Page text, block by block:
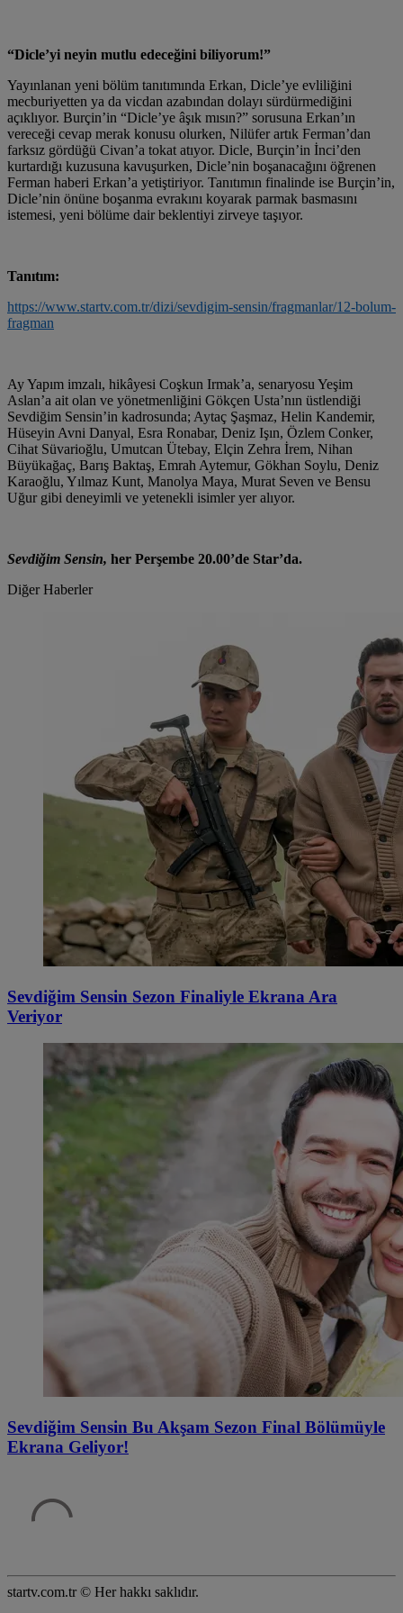
“Dicle’yi neyin mutlu edeceğini biliyorum!”
Yayınlanan yeni bölüm tanıtımında Erkan, Dicle’ye evliliğini
mecburiyetten ya da vicdan azabından dolayı sürdürmediğini
açıklıyor. Burçin’in “Dicle’ye âşık mısın?” sorusuna Erkan’ın
vereceği cevap merak konusu olurken, Nilüfer artık Ferman’dan
farksız gördüğü Civan’a tokat atıyor. Dicle, Burçin’in İnci’den
kurtardığı kuzusuna kavuşurken, Dicle’nin boşanacağını öğrenen
Ferman haberi Erkan’a yetiştiriyor. Tanıtımın finalinde ise Burçin’in,
Dicle’nin önüne boşanma evrakını koyarak parmak basmasını
istemesi, yeni bölüme dair beklentiyi zirveye taşıyor.
Tanıtım:
https://www.startv.com.tr/dizi/sevdigim-sensin/fragmanlar/12-bolum-
fragman
Ay Yapım imzalı, hikâyesi Coşkun Irmak’a, senaryosu Yeşim
Aslan’a ait olan ve yönetmenliğini Gökçen Usta’nın üstlendiği
Sevdiğim Sensin’in kadrosunda; Aytaç Şaşmaz, Helin Kandemir,
Hüseyin Avni Danyal, Esra Ronabar, Deniz Işın, Özlem Conker,
Cihat Süvarioğlu, Umutcan Ütebay, Elçin Zehra İrem, Nihan
Büyükağaç, Barış Baktaş, Emrah Aytemur, Gökhan Soylu, Deniz
Karaoğlu, Yılmaz Kunt, Manolya Maya, Murat Seven ve Bensu
Uğur gibi deneyimli ve yetenekli isimler yer alıyor.
Sevdiğim Sensin, her Perşembe 20.00’de Star’da.
Diğer Haberler
Sevdiğim Sensin Sezon Finaliyle Ekrana Ara
Veriyor
Sevdiğim Sensin Bu Akşam Sezon Final Bölümüyle
Ekrana Geliyor!
startv.com.tr © Her hakkı saklıdır.